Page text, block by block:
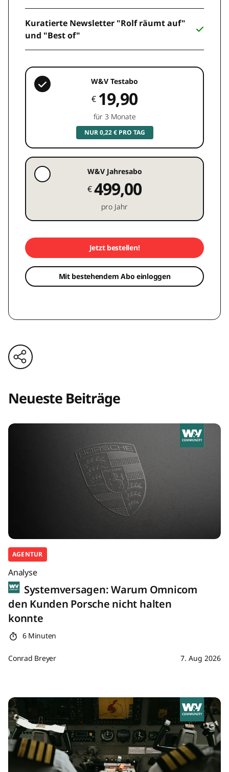
Kuratierte Newsletter "Rolf räumt auf"
und "Best of"
W&V Testabo
€ 19,90
für 3 Monate
NUR 0,22 € PRO TAG
W&V Jahresabo
€499,00
pro Jahr
Jetzt bestellen!
Mit bestehendem Abo einloggen
Neueste Beiträge
AGENTUR
Analyse
Systemversagen: Warum Omnicom
den Kunden Porsche nicht halten
konnte
6 Minuten
Conrad Breyer 7. Aug 2026